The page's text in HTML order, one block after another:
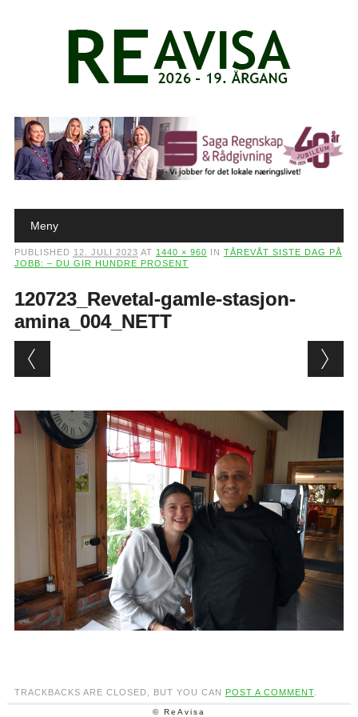
Main menu
Meny
PUBLISHED 12. JULI 2023 AT 1440 × 960 IN TÅREVÅT SISTE DAG PÅ
JOBB: – DU GIR HUNDRE PROSENT
120723_Revetal-gamle-stasjon-
amina_004_NETT
TRACKBACKS ARE CLOSED, BUT YOU CAN POST A COMMENT.
© ReAvisa